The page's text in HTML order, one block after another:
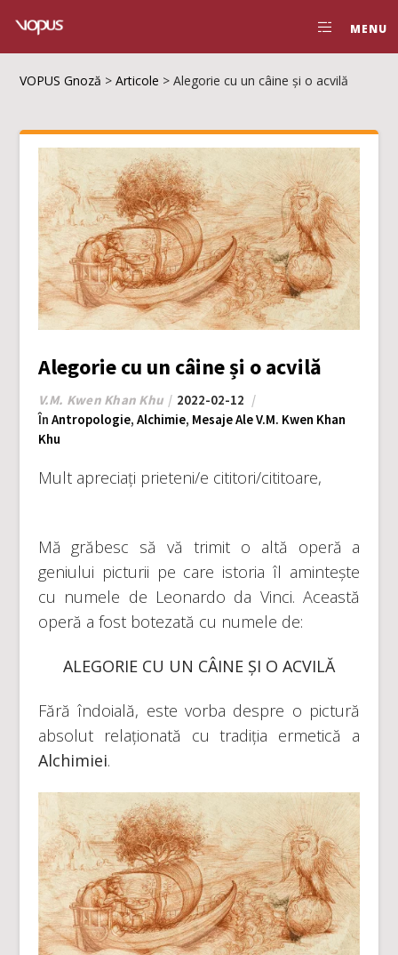
MENU
VOPUS Gnoză >Articole >Alegorie cu un câine și o acvilă
Alegorie cu un câine și o acvilă
V.M. Kwen Khan Khu
2022-02-12
În Antropologie, Alchimie, Mesaje Ale V.M. Kwen Khan
Khu
Mult apreciați prieteni/e cititori/cititoare,
Mă grăbesc să vă trimit o altă operă a
geniului picturii pe care istoria îl amintește
cu numele de Leonardo da Vinci. Această
operă a fost botezată cu numele de:
ALEGORIE CU UN CÂINE ȘI O ACVILĂ
Fără îndoială, este vorba despre o pictură
absolut relaționată cu tradiția ermetică a
Alchimiei.